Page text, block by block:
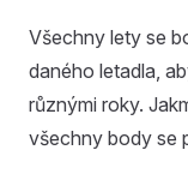
Všechny lety se
daného letadla,
různými roky.
všechny body se